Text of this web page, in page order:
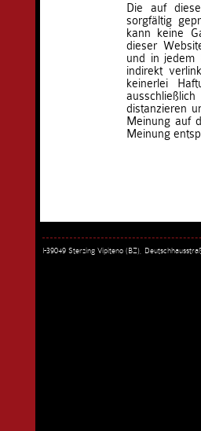
Die auf
sorgfältig
kann keine
dieser
und in jedem
indirekt
keinerlei
distanzieren
Meinung auf
Meinung
I-39049 Sterzing Vipiteno (BZ),